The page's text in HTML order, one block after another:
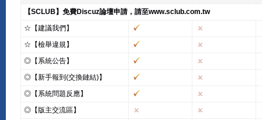
【SCLUB】免費Discuz論壇申請，請至www.sclub.com.tw
☆【建議我們】
☆【檢舉違規】
◎【系統公告】
◎【新手報到(交換鏈結)】
◎【系統問題反應】
◎【版主交流區】